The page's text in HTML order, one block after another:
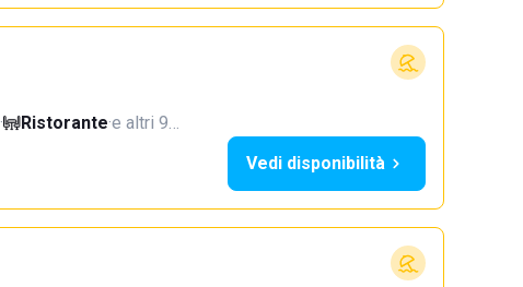
· Ristorante·e altri 9…
Vedi disponibilità